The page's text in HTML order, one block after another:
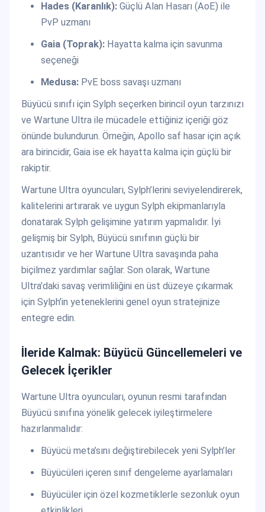
Hades (Karanlık):Güçlü Alan Hasarı (AoE) ile
PvP uzmanı
Gaia (Toprak):Hayatta kalma için savunma
seçeneği
Medusa:PvE boss savaşı uzmanı
Büyücü sınıfı için Sylph seçerken birincil oyun tarzınızı
ve Wartune Ultra ile mücadele ettiğiniz içeriği göz
önünde bulundurun. Örneğin, Apollo saf hasar için açık
ara birincidir, Gaia ise ek hayatta kalma için güçlü bir
rakiptir.
Wartune Ultra oyuncuları, Sylph’lerini seviyelendirerek,
kalitelerini artırarak ve uygun Sylph ekipmanlarıyla
donatarak Sylph gelişimine yatırım yapmalıdır. İyi
gelişmiş bir Sylph, Büyücü sınıfının güçlü bir
uzantısıdır ve her Wartune Ultra savaşında paha
biçilmez yardımlar sağlar. Son olarak, Wartune
Ultra’daki savaş verimliliğini en üst düzeye çıkarmak
için Sylph’in yeteneklerini genel oyun stratejinize
entegre edin.
İleride Kalmak: Büyücü Güncellemeleri ve
Gelecek İçerikler
Wartune Ultra oyuncuları, oyunun resmi tarafından
Büyücü sınıfına yönelik gelecek iyileştirmelere
hazırlanmalıdır:
Büyücü meta’sını değiştirebilecek yeni Sylph’ler
Büyücüleri içeren sınıf dengeleme ayarlamaları
Büyücüler için özel kozmetiklerle sezonluk oyun